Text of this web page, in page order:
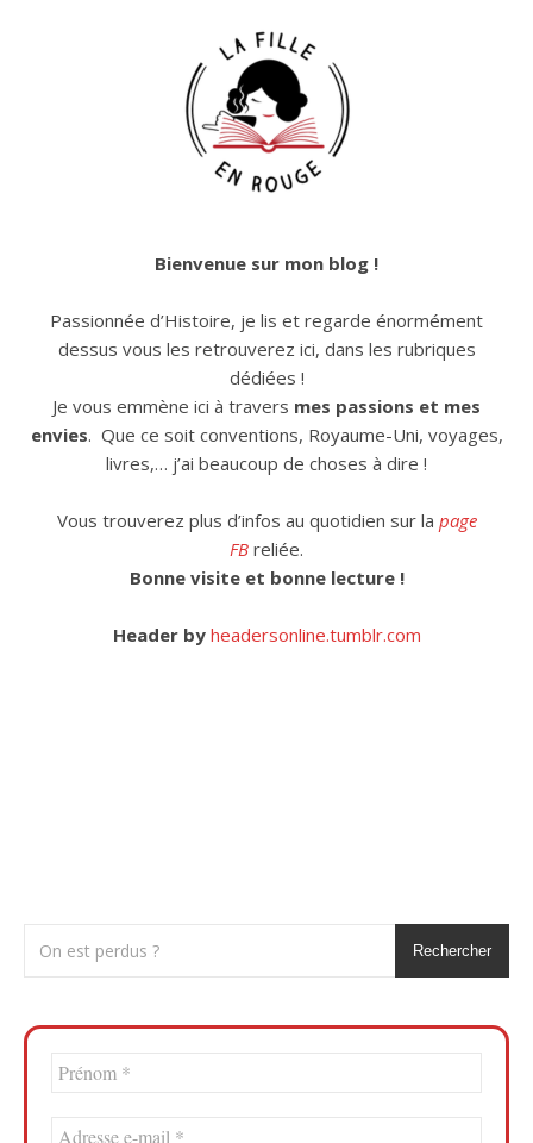
Bienvenue sur mon blog !
Passionnée d’Histoire, je lis et regarde énormément
dessus vous les retrouverez ici, dans les rubriques
dédiées !
Je vous emmène ici à travers mes passions et mes
envies. Que ce soit conventions, Royaume-Uni, voyages,
livres,… j’ai beaucoup de choses à dire !
Vous trouverez plus d’infos au quotidien sur la page
FB reliée.
Bonne visite et bonne lecture !
Header by headersonline.tumblr.com
Rechercher